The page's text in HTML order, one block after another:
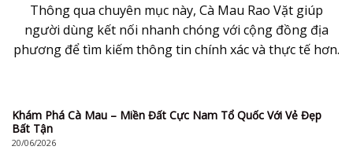
Thông qua chuyên mục này, Cà Mau Rao Vặt giúp
người dùng kết nối nhanh chóng với cộng đồng địa
phương để tìm kiếm thông tin chính xác và thực tế hơn.
Khám Phá Cà Mau – Miền Đất Cực Nam Tổ Quốc Với Vẻ Đẹp
Bất Tận
20/06/2026